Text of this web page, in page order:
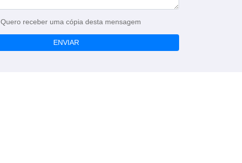
Quero receber uma cópia desta mensagem
ENVIAR